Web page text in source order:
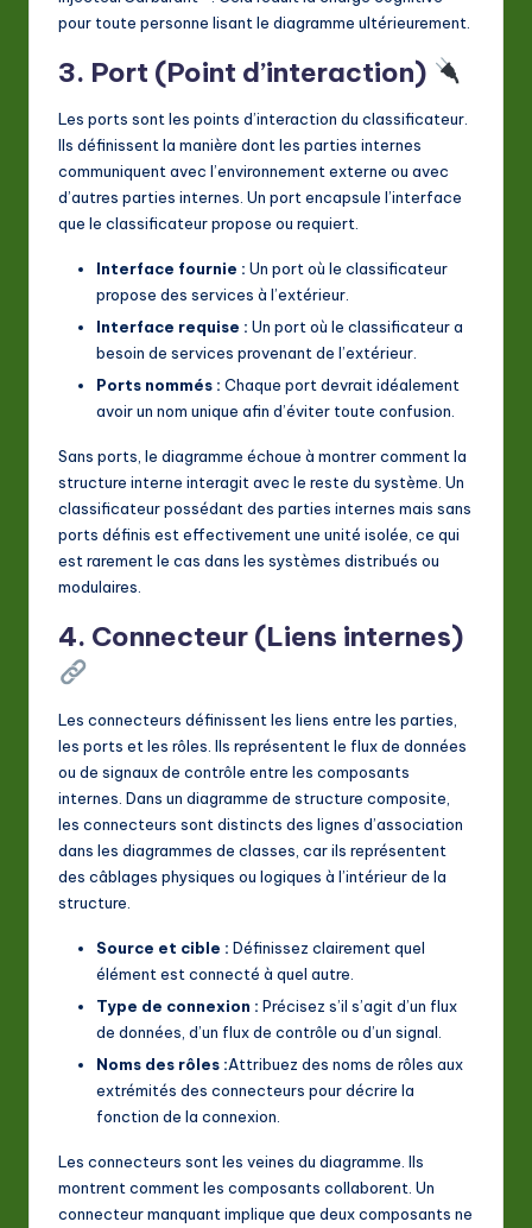
pour toute personne lisant le diagramme ultérieurement.
3. Port (Point d’interaction)
Les ports sont les points d’interaction du classificateur.
Ils définissent la manière dont les parties internes
communiquent avec l’environnement externe ou avec
d’autres parties internes. Un port encapsule l’interface
que le classificateur propose ou requiert.
Interface fournie : Un port où le classificateur
propose des services à l’extérieur.
Interface requise : Un port où le classificateur a
besoin de services provenant de l’extérieur.
Ports nommés : Chaque port devrait idéalement
avoir un nom unique afin d’éviter toute confusion.
Sans ports, le diagramme échoue à montrer comment la
structure interne interagit avec le reste du système. Un
classificateur possédant des parties internes mais sans
ports définis est effectivement une unité isolée, ce qui
est rarement le cas dans les systèmes distribués ou
modulaires.
4. Connecteur (Liens internes)
Les connecteurs définissent les liens entre les parties,
les ports et les rôles. Ils représentent le flux de données
ou de signaux de contrôle entre les composants
internes. Dans un diagramme de structure composite,
les connecteurs sont distincts des lignes d’association
dans les diagrammes de classes, car ils représentent
des câblages physiques ou logiques à l’intérieur de la
structure.
Source et cible : Définissez clairement quel
élément est connecté à quel autre.
Type de connexion : Précisez s’il s’agit d’un flux
de données, d’un flux de contrôle ou d’un signal.
Noms des rôles :Attribuez des noms de rôles aux
extrémités des connecteurs pour décrire la
fonction de la connexion.
Les connecteurs sont les veines du diagramme. Ils
montrent comment les composants collaborent. Un
connecteur manquant implique que deux composants ne